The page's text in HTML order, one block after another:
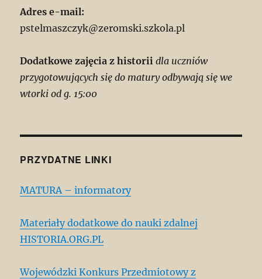
Adres e-mail:
pstelmaszczyk@zeromski.szkola.pl
Dodatkowe zajęcia z historii dla uczniów
przygotowujących się do matury odbywają się we
wtorki od g. 15:00
PRZYDATNE LINKI
MATURA – informatory
Materiały dodatkowe do nauki zdalnej
HISTORIA.ORG.PL
Wojewódzki Konkurs Przedmiotowy z